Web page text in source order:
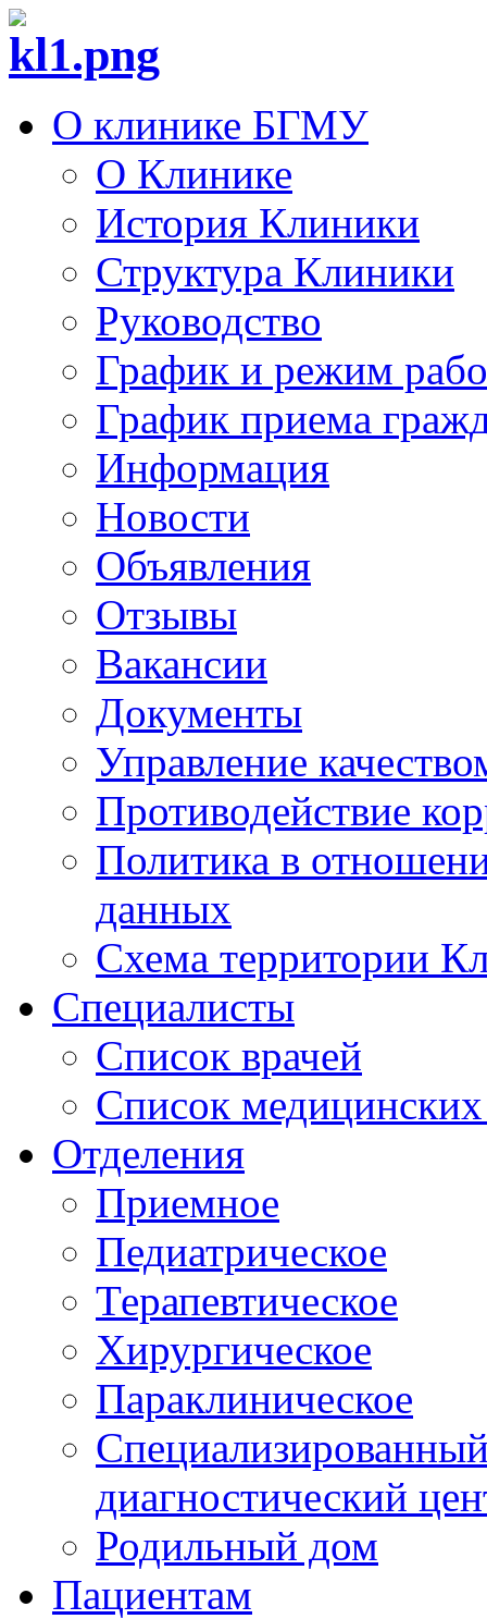
О клинике БГМУ
О Клинике
История Клиники
Структура Клиники
Руководство
График и режим
График приема
Информация
Новости
Объявления
Отзывы
Вакансии
Документы
Управление
Противодействие
Политика в
данных
Схема территории
Специалисты
Список врачей
Список медицинских
Отделения
Приемное
Педиатрическое
Терапевтическое
Хирургическое
Параклиническое
диагностический
Родильный дом
Пациентам